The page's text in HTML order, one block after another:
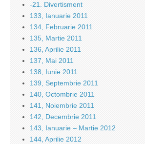
-21. Divertisment
133, Ianuarie 2011
134, Februarie 2011
135, Martie 2011
136, Aprilie 2011
137, Mai 2011
138, Iunie 2011
139, Septembrie 2011
140, Octombrie 2011
141, Noiembrie 2011
142, Decembrie 2011
143, Ianuarie – Martie 2012
144, Aprilie 2012